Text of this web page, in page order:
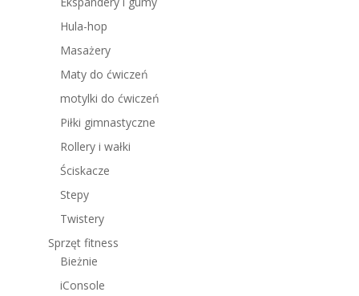
Hula-hop
Masażery
Maty do ćwiczeń
motylki do ćwiczeń
Piłki gimnastyczne
Rollery i wałki
Ściskacze
Stepy
Twistery
Sprzęt fitness
Bieżnie
iConsole